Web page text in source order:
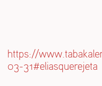
https://
03-31#eliasquerejeta